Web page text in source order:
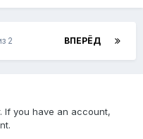
ВПЕРЁД
2
If you have an account,